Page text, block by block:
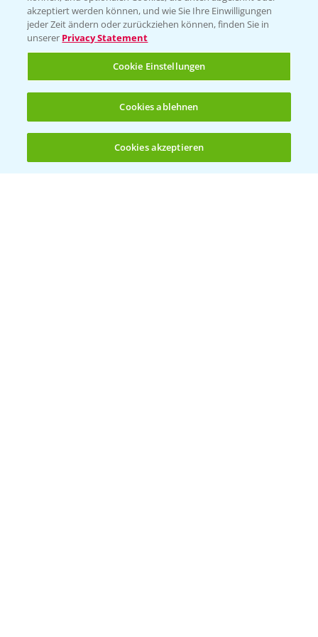
(noch 4)
Vegetables Deutschland
Infos
LINKS
Apps
Wetter Aktuell
akzeptiert werden können, und wie Sie Ihre Einwilligungen
jeder Zeit ändern oder zurückziehen können, finden Sie in
unserer Privacy Statement
Cookie Einstellungen
Cookies ablehnen
Cookies akzeptieren